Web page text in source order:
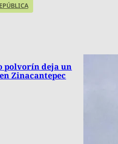
polvorín deja un
Zinacantepec